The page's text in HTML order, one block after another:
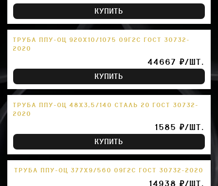
КУПИТЬ
ТРУБА ППУ-ОЦ 920Х10/1075 09Г2С ГОСТ 30732-
2020
44667 ₽/ШТ.
КУПИТЬ
ТРУБА ППУ-ОЦ 48Х3,5/140 СТАЛЬ 20 ГОСТ 30732-
2020
1585 ₽/ШТ.
КУПИТЬ
ТРУБА ППУ-ОЦ 377Х9/560 09Г2С ГОСТ 30732-2020
14938 ₽/ШТ.